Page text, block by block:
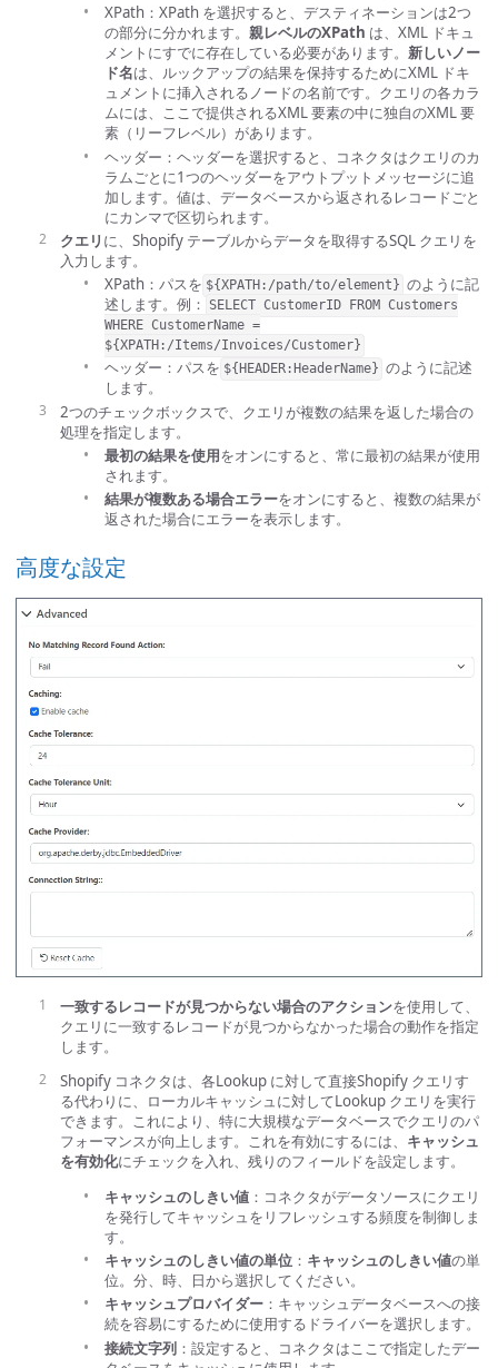
XPath：XPath を選択すると、デスティネーションは2つ
の部分に分かれます。 親レベルのXPath は、XML ドキュ
メントにすでに存在している必要があります。 新しいノー
ド名は、ルックアップの結果を保持するためにXML ドキ
ュメントに挿入されるノードの名前です。クエリの各カラ
ムには、ここで提供されるXML 要素の中に独自のXML 要
素（リーフレベル）があります。
ヘッダー：ヘッダーを選択すると、コネクタはクエリのカ
ラムごとに1つのヘッダーをアウトプットメッセージに追
加します。値は、データベースから返されるレコードごと
にカンマで区切られます。
クエリ に、Shopify テーブルからデータを取得するSQL クエリを
入力します。
XPath：パスを ${XPATH:/path/to/element} のように記
述します。例：
SELECT CustomerID FROM Customers
WHERE CustomerName =
${XPATH:/Items/Invoices/Customer}
ヘッダー：パスを ${HEADER:HeaderName} のように記述
します。
2つのチェックボックスで、クエリが複数の結果を返した場合の
処理を指定します。
最初の結果を使用をオンにすると、常に最初の結果が使用
されます。
結果が複数ある場合エラーをオンにすると、複数の結果が
返された場合にエラーを表示します。
高度な設定
一致するレコードが見つからない場合のアクションを使用して、
クエリに一致するレコードが見つからなかった場合の動作を指定
します。
Shopify コネクタは、各Lookup に対して直接Shopify クエリす
る代わりに、ローカルキャッシュに対してLookup クエリを実行
できます。これにより、特に大規模なデータベースでクエリのパ
フォーマンスが向上します。これを有効にするには、 キャッシュ
を有効化にチェックを入れ、残りのフィールドを設定します。
キャッシュのしきい値 ：コネクタがデータソースにクエリ
を発行してキャッシュをリフレッシュする頻度を制御しま
す。
キャッシュのしきい値の単位 ： キャッシュのしきい値の単
位。分、時、日から選択してください。
キャッシュプロバイダー ：キャッシュデータベースへの接
続を容易にするために使用するドライバーを選択します。
接続文字列 ：設定すると、コネクタはここで指定したデー